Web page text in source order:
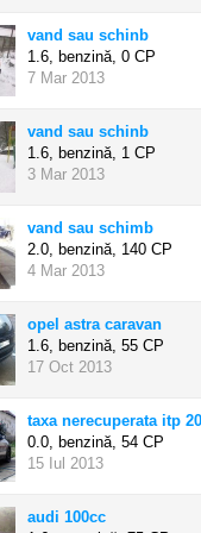
vand sau schinb
1.6, benzină, 0 CP
7 Mar 2013
vand sau schinb
1.6, benzină, 1 CP
3 Mar 2013
vand sau schimb
2.0, benzină, 140 CP
4 Mar 2013
opel astra caravan
1.6, benzină, 55 CP
17 Oct 2013
taxa nerecuperata itp
0.0, benzină, 54 CP
15 Iul 2013
audi 100cc